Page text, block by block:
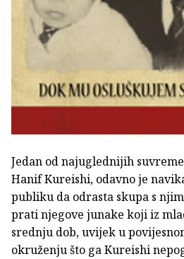
Jedan od najuglednijih
Hanif Kureishi, odavno je
publiku da odrasta skupa s
prati njegove junake koji iz
srednju dob, uvijek u
okruženju što ga Kureishi